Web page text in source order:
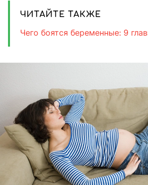
ЧИТАЙТЕ ТАКЖЕ
Чего боятся беременные: 9